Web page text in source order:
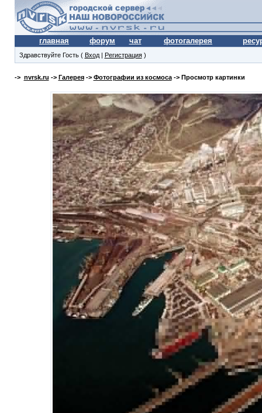
главная форум чат фотогалерея
Здравствуйте Гость ( Вход| Регистрация)
-> nvrsk.ru -> Галерея-> Фотографии из космоса-> Просмотр картинки